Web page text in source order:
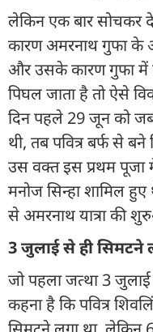
लेकिन एक बार सोचकर
कारण अमरनाथ गुफा के
और उसके कारण गुफा में
पिघल जाता है तो ऐसे
दिन पहले 29 जून को
थी, तब पवित्र बर्फ से
उस वक्त इस प्रथम पूजा
मनोज सिन्हा शामिल
से अमरनाथ यात्रा की
3 जुलाई से ही सिमटने
जो पहला जत्था 3
कहना है कि पवित्र